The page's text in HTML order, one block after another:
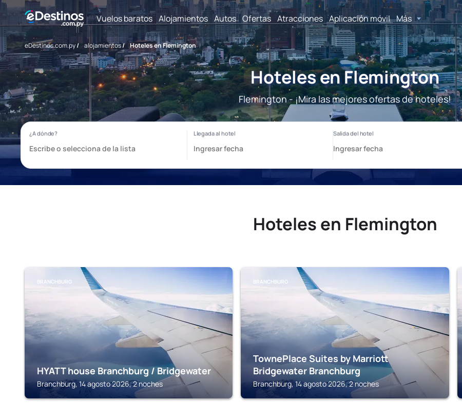
Vuelos baratos Alojamientos Autos Ofertas Atracciones Aplicación móvil Más
eDestinos.com.py/ alojamientos/ Hoteles en Flemington
Hoteles en Flemington
Flemington - ¡Mira las mejores ofertas de hoteles!
Hoteles en Flemington
BRANCHBURG
HYATT house Branchburg / Bridgewater
Branchburg, 14 agosto 2026, 2 noches
BRANCHBURG
TownePlace Suites by Marriott
Bridgewater Branchburg
Branchburg, 14 agosto 2026, 2 noches